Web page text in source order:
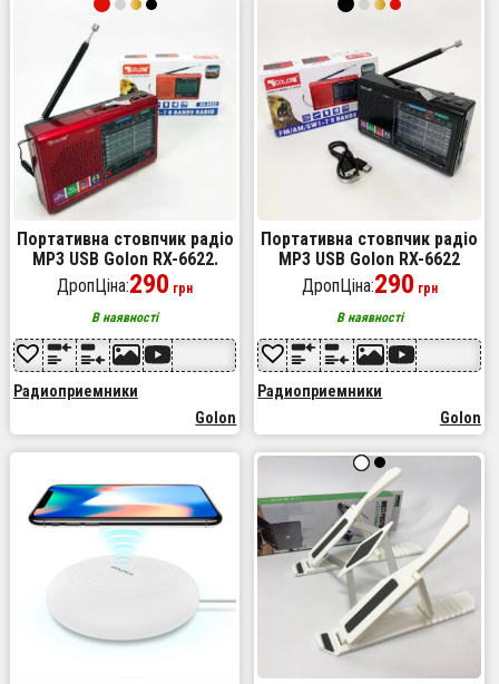
Портативна стовпчик радіо
MP3 USB Golon RX-6622.
Колір: червоний
ДропЦіна:290 грн
В наявності
Радиоприемники
Golon
Портативна стовпчик радіо
MP3 USB Golon RX-6622
Black
ДропЦіна:290 грн
В наявності
Радиоприемники
Golon